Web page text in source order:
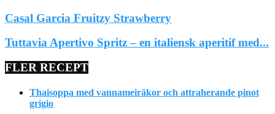
Casal Garcia Fruitzy Strawberry
Tuttavia Apertivo Spritz – en italiensk aperitif med...
FLER RECEPT
Thaisoppa med vannameiräkor och attraherande pinot
grigio